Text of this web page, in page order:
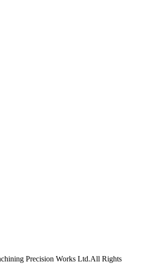
Precision Works Ltd.All Rights